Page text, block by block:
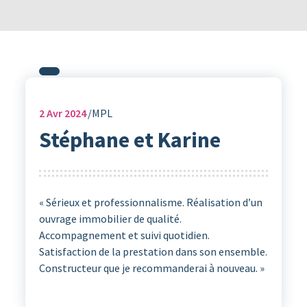
2Avr 2024 MPL
Stéphane et Karine
« Sérieux et professionnalisme. Réalisation d’un
ouvrage immobilier de qualité.
Accompagnement et suivi quotidien.
Satisfaction de la prestation dans son ensemble.
Constructeur que je recommanderai à nouveau. »